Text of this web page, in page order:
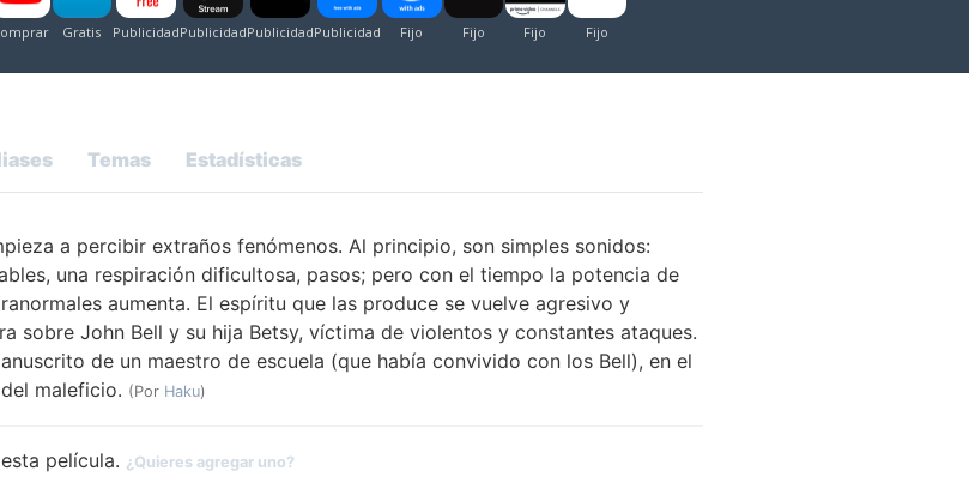
Temas Estadísticas
a percibir extraños fenómenos. Al principio, son simples sonidos:
una respiración dificultosa, pasos; pero con el tiempo la potencia de
aumenta. El espíritu que las produce se vuelve agresivo y
sobre John Bell y su hija Betsy, víctima de violentos y constantes ataques.
de un maestro de escuela (que había convivido con los Bell), en el
maleficio. (Por Haku)
película. ¿Quieres agregar uno?